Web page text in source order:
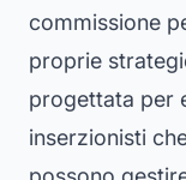
commissione
proprie
progettata per
inserzionisti